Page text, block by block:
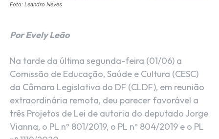
Foto: Leandro Neves
Por Evely Leão
Na tarde da última segunda-feira (01/06) a
Comissão de Educação, Saúde e Cultura (CESC)
da Câmara Legislativa do DF (CLDF), em reunião
extraordinária remota, deu parecer favorável a
três Projetos de Lei de autoria do deputado Jorge
Vianna, o PL nº 801/2019, o PL nº 804/2019 e o PL